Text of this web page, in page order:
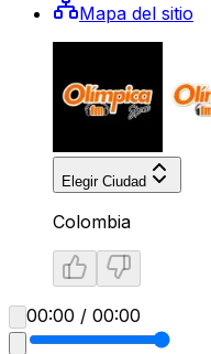
Mapa del sitio
Elegir Ciudad
Colombia
00:00 / 00:00